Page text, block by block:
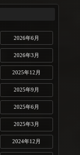
2026年6月
2026年3月
2025年12月
2025年9月
2025年6月
2025年3月
2024年12月